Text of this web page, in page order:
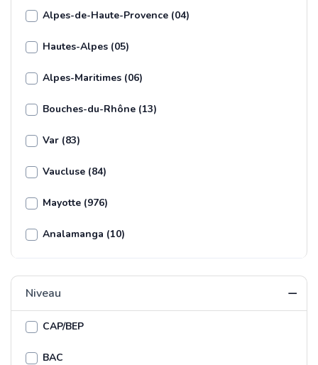
Alpes-de-Haute-Provence (04)
Hautes-Alpes (05)
Alpes-Maritimes (06)
Bouches-du-Rhône (13)
Var (83)
Vaucluse (84)
Mayotte (976)
Analamanga (10)
Niveau
CAP/BEP
BAC